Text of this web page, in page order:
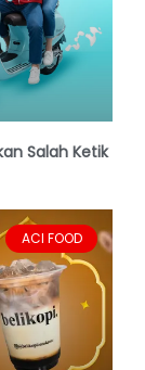
Salah Ketik
ACI FOOD